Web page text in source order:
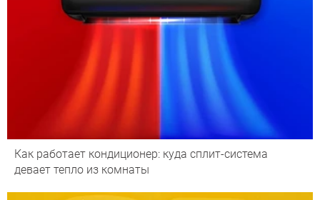
Как работает кондиционер: куда сплит-система
девает тепло из комнаты